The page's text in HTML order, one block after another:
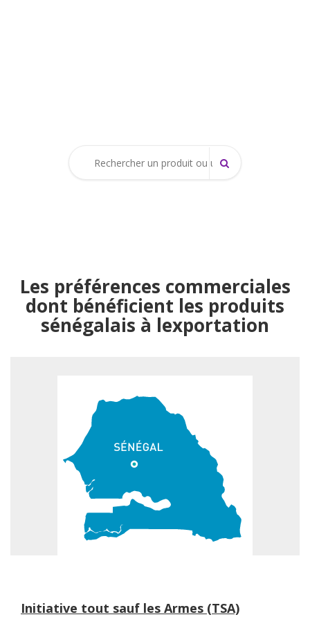
Les préférences commerciales
dont bénéficient les produits
sénégalais à lexportation
Initiative tout sauf les Armes (TSA)